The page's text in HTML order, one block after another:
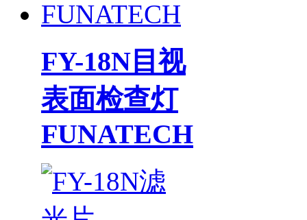
FY-18N目视
表面检查灯
FUNATECH